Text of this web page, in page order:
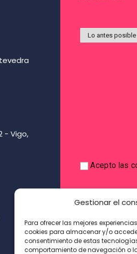
Gestionar el
Para ofrecer las mejores
cookies para almacenar y/o
consentimiento de estas
comportamiento de navegación o
- Vigo,
Acepto las